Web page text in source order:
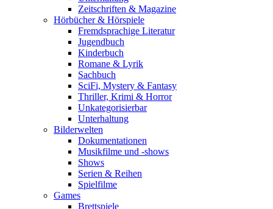
Zeitschriften & Magazine
Hörbücher & Hörspiele
Fremdsprachige Literatur
Jugendbuch
Kinderbuch
Romane & Lyrik
Sachbuch
SciFi, Mystery & Fantasy
Thriller, Krimi & Horror
Unkategorisierbar
Unterhaltung
Bilderwelten
Dokumentationen
Musikfilme und -shows
Shows
Serien & Reihen
Spielfilme
Games
Brettspiele